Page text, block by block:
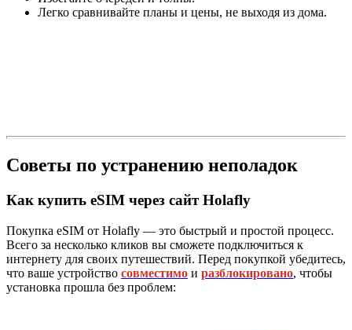
Легко сравнивайте планы и цены, не выходя из дома.
Советы по устранению неполадок
Как купить eSIM через сайт Holafly
Покупка eSIM от Holafly — это быстрый и простой процесс.
Всего за несколько кликов вы сможете подключиться к
интернету для своих путешествий. Перед покупкой убедитесь,
что ваше устройство совместимо и разблокировано, чтобы
установка прошла без проблем: